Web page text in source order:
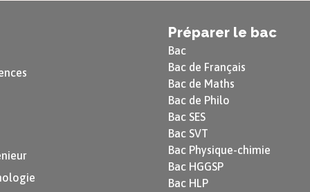
des
cas
Préparer le bac
Bac
Bac de Français
Bac de Maths
Bac de Philo
Bac SES
Bac SVT
Bac Physique-chimie
Bac HGGSP
Bac HLP